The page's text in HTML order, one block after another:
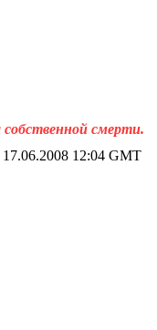
собственной смерти.
17.06.2008 12:04 GMT